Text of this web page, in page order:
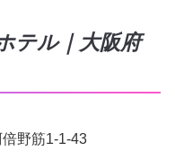
テル｜大阪府
野筋1-1-43